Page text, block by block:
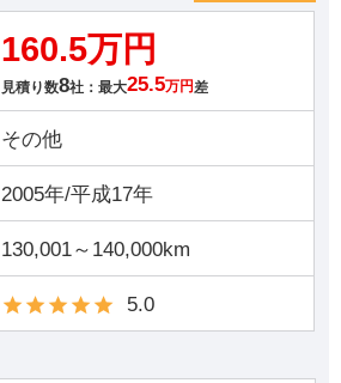
160.5万円
見積り数8社：最大25.5万円 差
その他
2005年/平成17年
130,001～140,000km
5.0